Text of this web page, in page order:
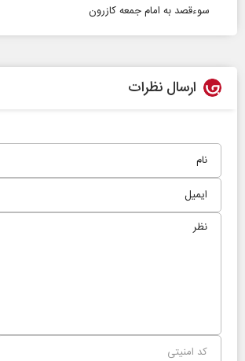
سوءقصد به امام جمعه کازرون
ارسال نظرات